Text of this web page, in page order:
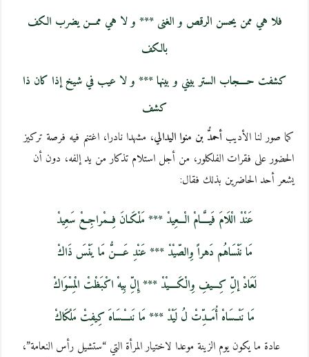
فلا هي ممن يحسن الرقص و الغنى *** و لا هي ممـــن يضرب الكف
بالكف
كشفت حــــجاب الستر بيني و بينها *** و لا عيب في شيخ إذا كان ذا
كشف
كما صور لنا الأديب أحمدُّ بن منوا اليدالي، مشهدا نادرا، اغتنم فيه فرصة تركيز
الحضور على فقرات الفلكلور، من أجل استلام تذكار من يد إلفه، دون أن
يشعر أحد الحاضرين بذلك فقال:
عَنْدْ الْلَامَ فَيــــَّامْ الْـــعِيدْ *** مَلْكَـانَ فِــمْراجِعْ سَعِيدْ
مَا نَنْسَاهُم دَهراً وِالصّيْدْ *** عَنْدِ عَــــنُّ مَا يَنْسَ ذَاكْ
لَعَادْ إلِّ كِـــيفِ وِالْكَــــيْدْ *** إِلِّ بِيهْ اكْبَظْتْ الْمِسْوَاكْ
مَا نَنْــسَاهْ أُمَــدِّتْ لُ لَيْدْ *** مَا نَنــــْسَاهَ كِيفِتْ مَلْكَاكْ
عادة ما يكون يوم الزينة موعدا لاختيار المرأة التي “ستشيل رأس النعامة”،